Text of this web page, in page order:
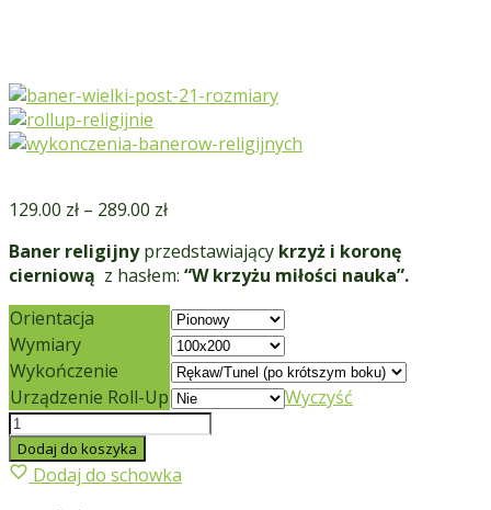
129.00 zł – 289.00 zł
Baner religijnyprzedstawiający krzyż i koronę
cierniową z hasłem: “W krzyżu miłości nauka”.
Orientacja
Wymiary
Wykończenie
Urządzenie Roll-Up
Wyczyść
ilość
Baner
religijny
Wielki Post 21
Dodaj do koszyka
Dodaj do schowka